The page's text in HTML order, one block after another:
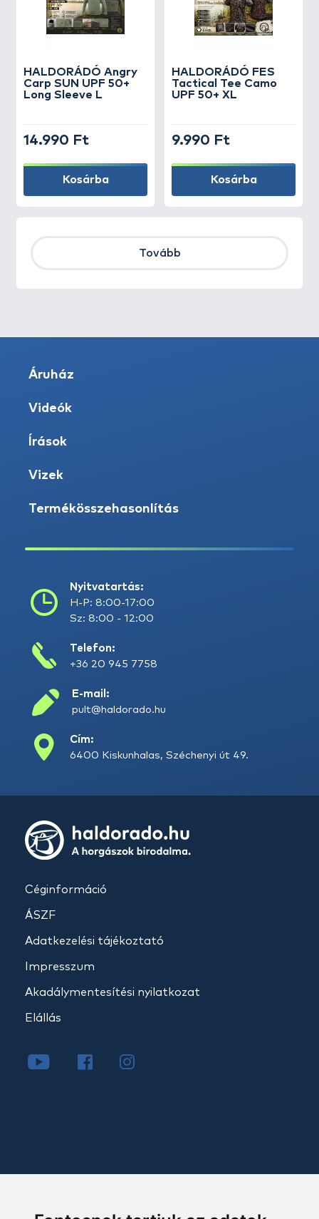
HALDORÁDÓ Angry
Carp SUN UPF 50+
Long Sleeve L
14.990 Ft
Kosárba
HALDORÁDÓ FES
Tactical Tee Camo
UPF 50+ XL
9.990 Ft
Kosárba
Tovább
Áruház
Videók
Írások
Vizek
Termékösszehasonlítás
Nyitvatartás:
H-P: 8:00-17:00
Sz: 8:00 - 12:00
Telefon:
+36 20 945 7758
E-mail:
pult@haldorado.hu
Cím:
6400 Kiskunhalas, Széchenyi út 49.
Céginformáció
ÁSZF
Adatkezelési tájékoztató
Impresszum
Akadálymentesítési nyilatkozat
Elállás